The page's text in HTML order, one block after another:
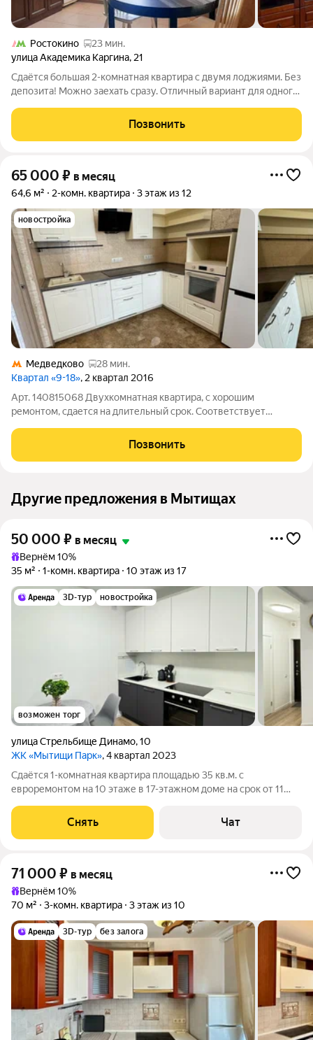
Ростокино
23 мин.
улица Академика Каргина, 21
Сдаётся большая 2-комнатная квартира с двумя лоджиями. Без
депозита! Можно заехать сразу. Отличный вариант для одного-
уложен паркет и плитка, мебель финская. Дополнительную
мебель/технику можно
Позвонить
65 000 ₽ в месяц
64,6 м² 2-комн. квартира 3 этаж из 12
новостройка
Медведково
28 мин.
Квартал «9-18», 2 квартал 2016
Арт. 140815068 Двухкомнатная квартира, с хорошим
ремонтом, сдается на длительный срок. Соответствует
фотографиях. Дополнительно собственник может приобрести
две кровати. В квартире есть две
Позвонить
Другие предложения в Мытищах
50 000 ₽ в месяц
Вернём 10%
35 м²
1-комн. квартира 10 этаж из 17
3D-тур новостройка
возможен торг
улица Стрельбище Динамо,10
ЖК «Мытищи Парк», 4 квартал 2023
Сдаётся 1-комнатная квартира площадью 35 кв.м. с
евроремонтом на 10 этаже в 17-этажном доме на срок от 11
Стиральная машина Холодильник Посудомоечная машина
Кондиционер Дом - монолитный, окна
Снять Чат
71 000 ₽ в месяц
Вернём 10%
70 м²
3-комн. квартира 3 этаж из 10
3D-тур без залога